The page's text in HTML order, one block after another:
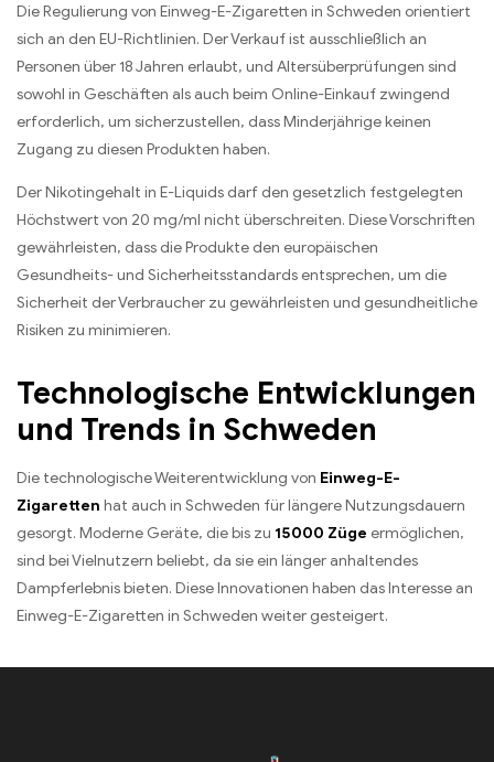
Die Regulierung von Einweg-E-Zigaretten in Schweden orientiert
sich an den EU-Richtlinien. Der Verkauf ist ausschließlich an
Personen über 18 Jahren erlaubt, und Altersüberprüfungen sind
sowohl in Geschäften als auch beim Online-Einkauf zwingend
erforderlich, um sicherzustellen, dass Minderjährige keinen
Zugang zu diesen Produkten haben.
Der Nikotingehalt in E-Liquids darf den gesetzlich festgelegten
Höchstwert von 20 mg/ml nicht überschreiten. Diese Vorschriften
gewährleisten, dass die Produkte den europäischen
Gesundheits- und Sicherheitsstandards entsprechen, um die
Sicherheit der Verbraucher zu gewährleisten und gesundheitliche
Risiken zu minimieren.
Technologische Entwicklungen
und Trends in Schweden
Die technologische Weiterentwicklung von Einweg-E-
Zigaretten hat auch in Schweden für längere Nutzungsdauern
gesorgt. Moderne Geräte, die bis zu 15000 Züge ermöglichen,
sind bei Vielnutzern beliebt, da sie ein länger anhaltendes
Dampferlebnis bieten. Diese Innovationen haben das Interesse an
Einweg-E-Zigaretten in Schweden weiter gesteigert.